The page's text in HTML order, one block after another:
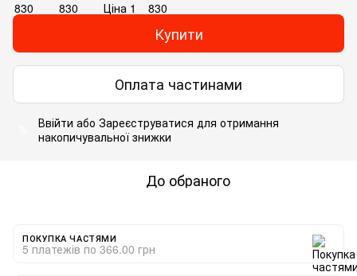
Купити
Оплата частинами
Ввійти або Зареєструватися для отримання
накопичувальної знижки
До обраного
ПОКУПКА ЧАСТЯМИ
5 платежів по 366.00 грн